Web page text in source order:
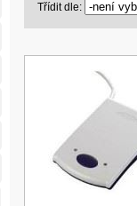
Třídit dle: